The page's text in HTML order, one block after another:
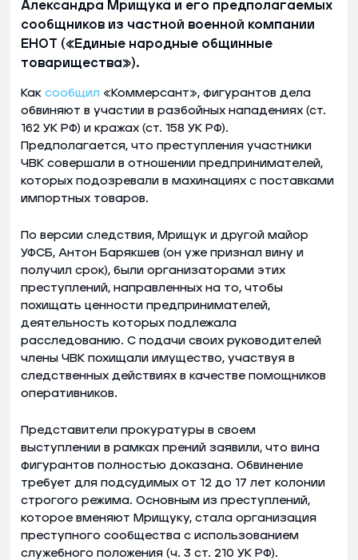
Александра Мрищука и его предполагаемых
сообщников из частной военной компании
ЕНОТ («Единые народные общинные
товарищества»).
Как сообщил «Коммерсант», фигурантов дела
обвиняют в участии в разбойных нападениях (ст.
162 УК РФ) и кражах (ст. 158 УК РФ).
Предполагается, что преступления участники
ЧВК совершали в отношении предпринимателей,
которых подозревали в махинациях с поставками
импортных товаров.
По версии следствия, Мрищук и другой майор
УФСБ, Антон Барякшев (он уже признал вину и
получил срок), были организаторами этих
преступлений, направленных на то, чтобы
похищать ценности предпринимателей,
деятельность которых подлежала
расследованию. С подачи своих руководителей
члены ЧВК похищали имущество, участвуя в
следственных действиях в качестве помощников
оперативников.
Представители прокуратуры в своем
выступлении в рамках прений заявили, что вина
фигурантов полностью доказана. Обвинение
требует для подсудимых от 12 до 17 лет колонии
строгого режима. Основным из преступлений,
которое вменяют Мрищуку, стала организация
преступного сообщества с использованием
служебного положения (ч. 3 ст. 210 УК РФ).